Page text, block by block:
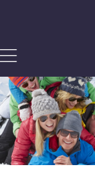
DU DOMAINE